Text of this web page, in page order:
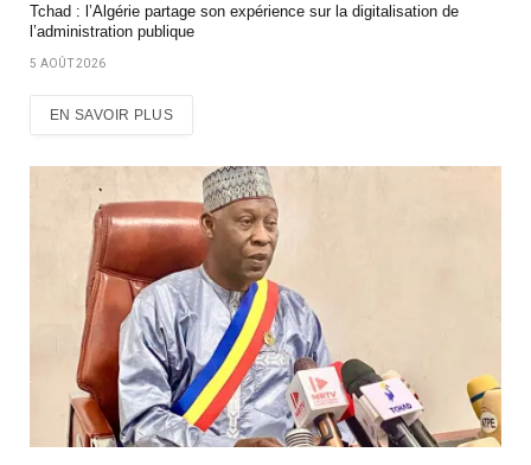
Tchad : l’Algérie partage son expérience sur la digitalisation de
l’administration publique
5 AOÛT 2026
EN SAVOIR PLUS